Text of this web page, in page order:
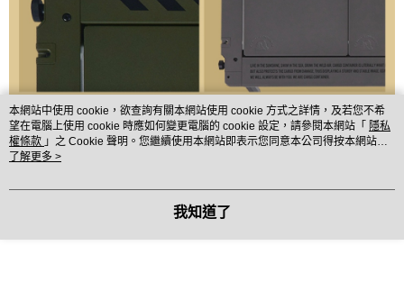
本網站中使用 cookie，欲查詢有關本網站使用 cookie 方式之詳情，及若您不希
望在電腦上使用 cookie 時應如何變更電腦的 cookie 設定，請參閱本網站「 隱私
權條款 」之 Cookie 聲明。您繼續使用本網站即表示您同意本公司得按本網站使
用條款之 Cookie 聲明使用 cookie。
了解更多 >
我知道了